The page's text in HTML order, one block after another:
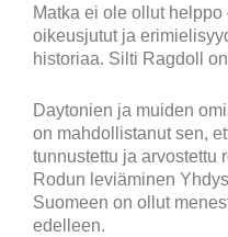
Matka ei ole ollut
oikeusjutut ja
historiaa. Silti Ragdoll
Daytonien ja muiden
on mahdollistanut sen,
tunnustettu ja arvostettu
Rodun leviäminen
Suomeen on ollut
edelleen.